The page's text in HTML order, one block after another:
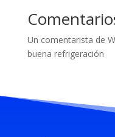
Un comentarista de
buena refrigeración